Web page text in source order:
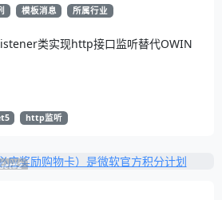
者提供合规通知场景开发支持
模板消息 所属行业
类实现http接口监听替代OWIN
http监听